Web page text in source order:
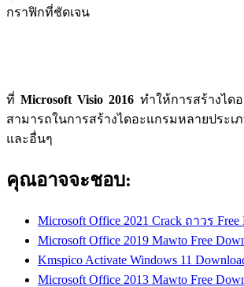
กราฟิกที่ชัดเจน
ที่Microsoft Visio 2016 ทำให้การสร้างได
สามารถในการสร้างไดอะแกรมหลายประ
และอื่นๆ
คุณอาจจะชอบ:
Microsoft Office 2021 Crack ถาวร Free
Microsoft Office 2019 Mawto Free
Kmspico Activate Windows 11
Microsoft Office 2013 Mawto Free